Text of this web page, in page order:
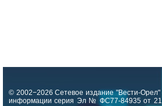
© 2002−2026 Сетевое издание "Вести-Орел"
информации серия Эл № ФС77-84935 от 21